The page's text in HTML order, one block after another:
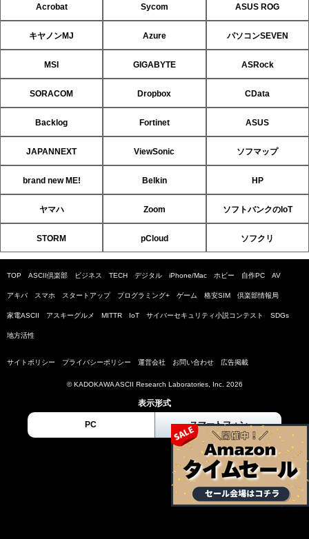
Acrobat Sycom ASUS ROG
キヤノンMJ Azure パソコンSEVEN
MSI GIGABYTE ASRock
SORACOM Dropbox CData
Backlog Fortinet ASUS
JAPANNEXT ViewSonic ソフマップ
brand new ME! Belkin HP
ヤマハ Zoom ソフトバンクのIoT
STORM pCloud ソフクリ
TOP ASCII倶楽部 ビジネス TECH デジタル iPhone/Mac ホビー 自作PC AV
アキバ スマホ スタートアップ プログラミング+ ゲーム 格安SIM 倶楽部情報局
家電ASCII アスキーグルメ MITTR IoT サイバーセキュリティ小説コンテスト SDGs
地方活性
サイトポリシー プライバシーポリシー 運営会社 お問い合わせ 広告掲載
© KADOKAWA ASCII Research Laboratories, Inc. 2026
表示形式
PC スマートフォン